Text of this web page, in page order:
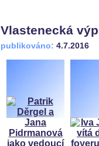
Vlastenecká
publikováno: 4.7.2016